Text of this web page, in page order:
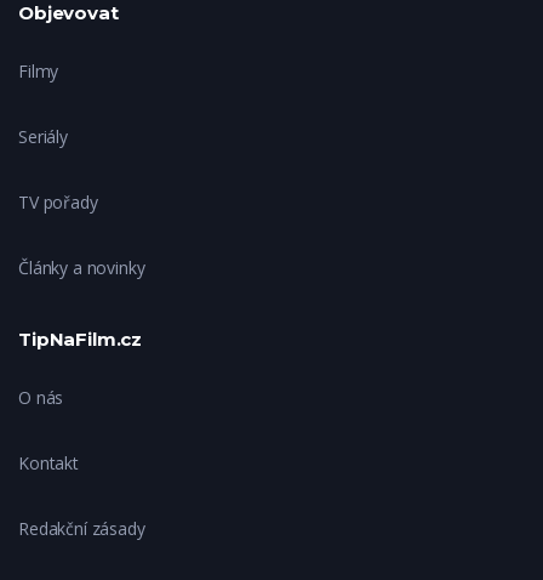
Objevovat
Filmy
Seriály
TV pořady
Články a novinky
TipNaFilm.cz
O nás
Kontakt
Redakční zásady